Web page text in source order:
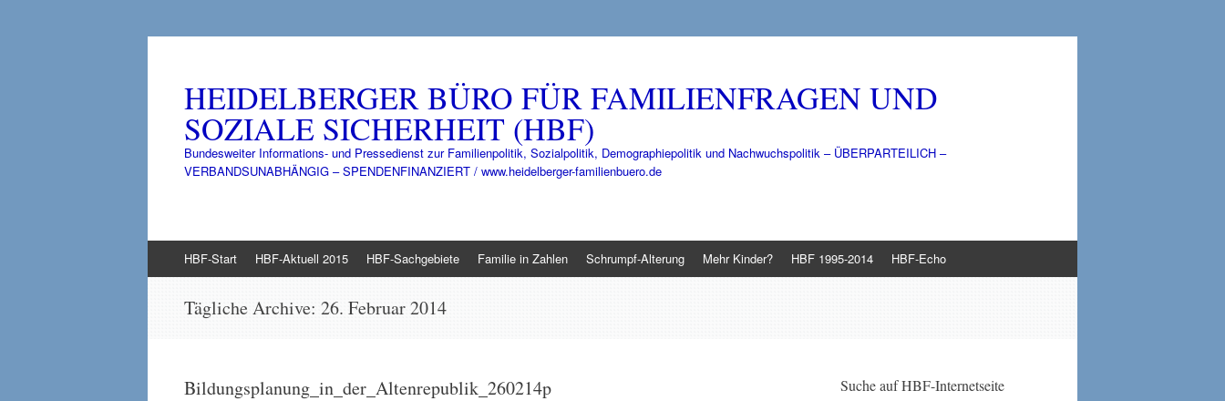
HEIDELBERGER BÜRO FÜR FAMILIENFRAGEN UND
SOZIALE SICHERHEIT (HBF)
Bundesweiter Informations- und Pressedienst zur Familienpolitik, Sozialpolitik, Demographiepolitik und Nachwuchspolitik – ÜBERPARTEILICH –
VERBANDSUNABHÄNGIG – SPENDENFINANZIERT / www.heidelberger-familienbuero.de
Inhalt
HBF-Start HBF-Aktuell 2015 HBF-Sachgebiete Familie in Zahlen Schrumpf-Alterung Mehr Kinder? HBF 1995-2014 HBF-Echo
Tägliche Archive: 26. Februar 2014
Bildungsplanung_in_der_Altenrepublik_260214p Suche auf HBF-Internetseite